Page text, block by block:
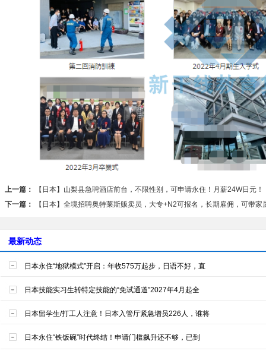
上一篇：
【日本】山梨县急聘酒店前台，不限性别，可申请永住！月薪24W日元！
下一篇：
【日本】全境招聘奥特莱斯贩卖员，大专+N2可报名，长期雇佣，可带家
最新动态
日本永住“地狱模式”开启：年收575万起步，日语不好，直
日本技能实习生转特定技能的“免试通道”2027年4月起全
日本留学生/打工人注意！日本入管厅紧急增员226人，谁将
日本永住“铁饭碗”时代终结！申请门槛飙升还不够，已到